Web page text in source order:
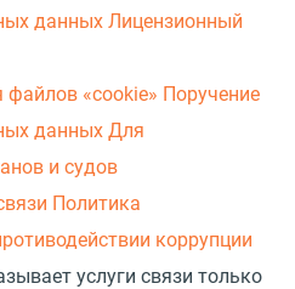
данных Лицензионный
файлов «cookie» Поручение
данных Для
и судов
Политика
коррупции
услуги связи только